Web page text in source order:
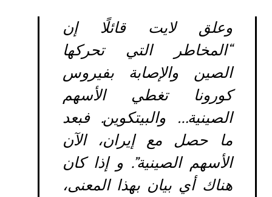
وعلق لايت قائلًا إن
“المخاطر التي تحركها
الصين والإصابة بفيروس
كورونا تغطي الأسهم
الصينية… والبيتكوين. فبعد
ما حصل مع إيران، الآن
الأسهم الصينية”. و إذا كان
هناك أي بيان بهذا المعنى،